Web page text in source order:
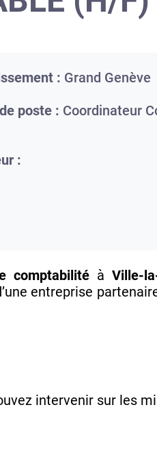
: Grand Genève
poste : Coordinateur
:
comptabilité à Ville-
entreprise
intervenir sur les